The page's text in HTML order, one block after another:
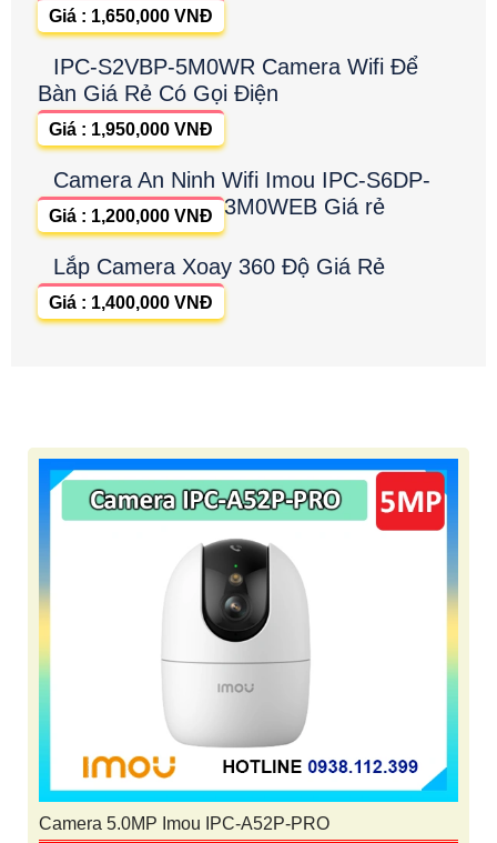
Giá : 1,650,000 VNĐ
IPC-S2VBP-5M0WR Camera Wifi Để
Bàn Giá Rẻ Có Gọi Điện
Giá : 1,950,000 VNĐ
Camera An Ninh Wifi Imou IPC-S6DP-
3M0WEB Giá rẻ
Giá : 1,200,000 VNĐ
Lắp Camera Xoay 360 Độ Giá Rẻ
Giá : 1,400,000 VNĐ
Camera 5.0MP Imou IPC-A52P-PRO